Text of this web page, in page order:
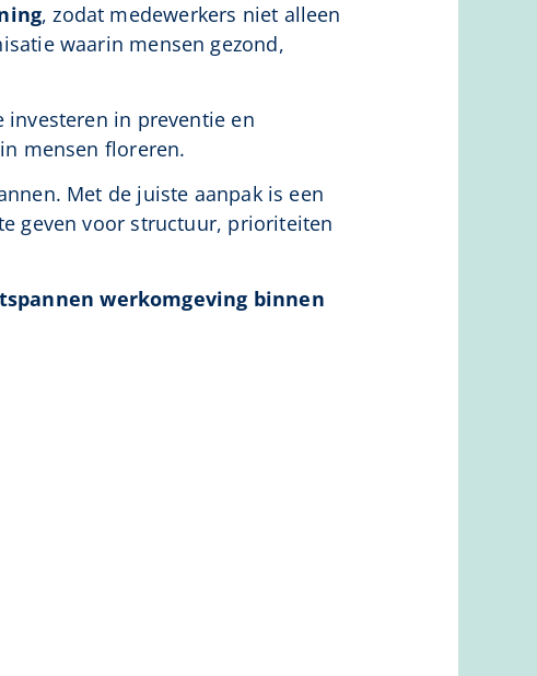
, zodat medewerkers niet alleen
waarin mensen gezond,
investeren in preventie en
mensen floreren.
Met de juiste aanpak is een
geven voor structuur, prioriteiten
werkomgeving binnen